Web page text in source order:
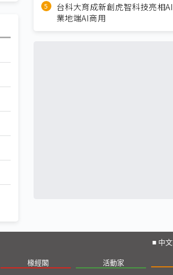
台科大育成新創虎智科技亮相
業地端AI商用
■ 中
椽經閣 活動家